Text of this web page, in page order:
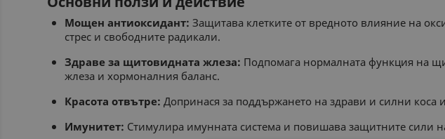
Мощен антиоксидант: Защитава клетките от вредното влияние на
стрес и свободните радикали.
Здраве за щитовидната жлеза: Подпомага нормалната функция на
жлеза и хормоналния баланс.
Красота отвътре: Допринася за поддържането на здрави и силни коса
Имунитет: Стимулира имунната система и повишава защитните сили